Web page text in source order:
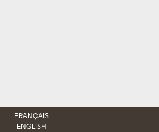
FRANÇAIS
ENGLISH